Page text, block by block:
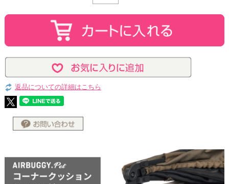
返品についての詳細はこちら